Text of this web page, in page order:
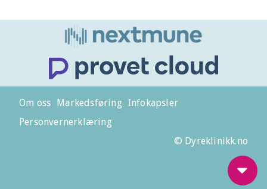
Om oss Markedsføring Infokapsler
Personvernerklæring
© Dyreklinikk.no